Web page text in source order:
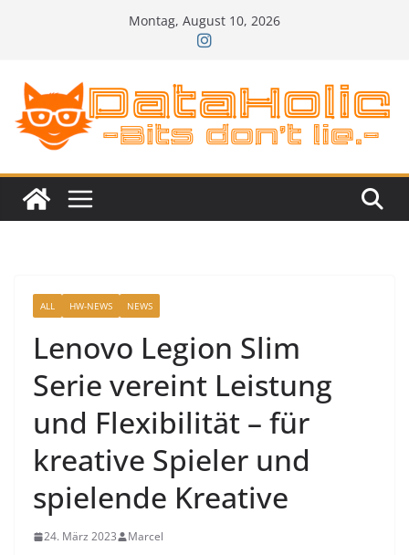
Montag, August 10, 2026
ALL HW-NEWS NEWS
Lenovo Legion Slim
Serie vereint Leistung
und Flexibilität – für
kreative Spieler und
spielende Kreative
24. März 2023 Marcel